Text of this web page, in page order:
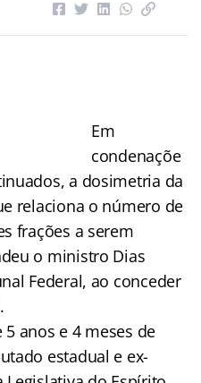
Em
condenaçõe
a dosimetria da
relaciona o número de
frações a serem
o ministro Dias
Federal, ao conceder
anos e 4 meses de
estadual e ex-